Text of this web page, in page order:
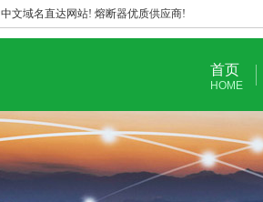
文域名直达网站! 熔断器优质供应商!
首页
HOME